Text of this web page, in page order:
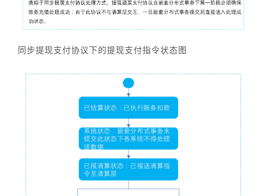
同步提现支付协议下的提现支付指令状态图